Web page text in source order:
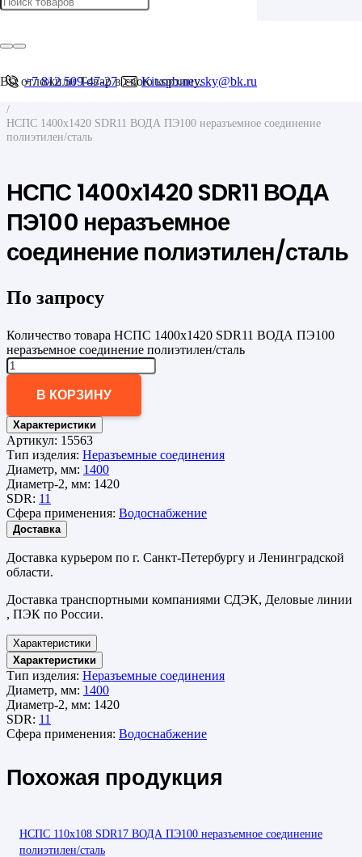
+7 812 509-47-27 Kit.spb.nevsky@bk.ru
Вы отложилиТоварв свою корзину.
Главная
/
/
НСПС 1400х1420 SDR11 ВОДА ПЭ100 неразъемное соединение
полиэтилен/сталь
НСПС 1400х1420 SDR11 ВОДА
ПЭ100 неразъемное
соединение полиэтилен/сталь
По запросу
Количество товара НСПС 1400х1420 SDR11 ВОДА ПЭ100
неразъемное соединение полиэтилен/сталь
В КОРЗИНУ
Характеристики
Артикул: 15563
Тип изделия: Неразъемные соединения
Диаметр, мм: 1400
Диаметр-2, мм: 1420
SDR: 11
Сфера применения: Водоснабжение
Доставка
Доставка курьером по г. Санкт-Петербургу и Ленинградской
области.
Доставка транспортными компаниями СДЭК, Деловые линии
, ПЭК по России.
Характеристики
Характеристики
Тип изделия: Неразъемные соединения
Диаметр, мм: 1400
Диаметр-2, мм: 1420
SDR: 11
Сфера применения: Водоснабжение
Похожая продукция
НСПС 110х108 SDR17 ВОДА ПЭ100 неразъемное соединение
полиэтилен/сталь